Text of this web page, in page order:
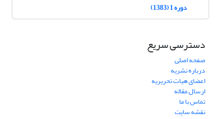
دوره 1 (1383)
دسترسی سریع
صفحه اصلی
درباره نشریه
اعضای هیات تحریریه
ارسال مقاله
تماس با ما
نقشه سایت